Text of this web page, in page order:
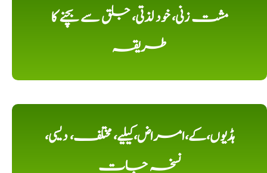
مشت زنی، خود لذتی، جلق سے بچنے کا
طریقہ
ہڈیوں،کے،امراض،کیلیے، مختلف، دیسی،
نسخہ جات